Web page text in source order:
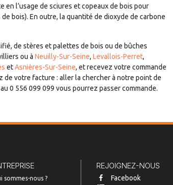
l’usage de sciures et copeaux de bois pour
bois). En outre, la quantité de dioxyde de carbone
de stères et palettes de bois ou de bûches
ou à Neuilly-Sur-Seine, Levallois-Perret,
etAsnières-Sur-Seine, et recevez votre commande
de votre facture : aller la chercher à notre point de
0 556 099 099 vous pourrez passer commande.
sommes-nous ?
REJOIGNEZ-NOUS
Facebook